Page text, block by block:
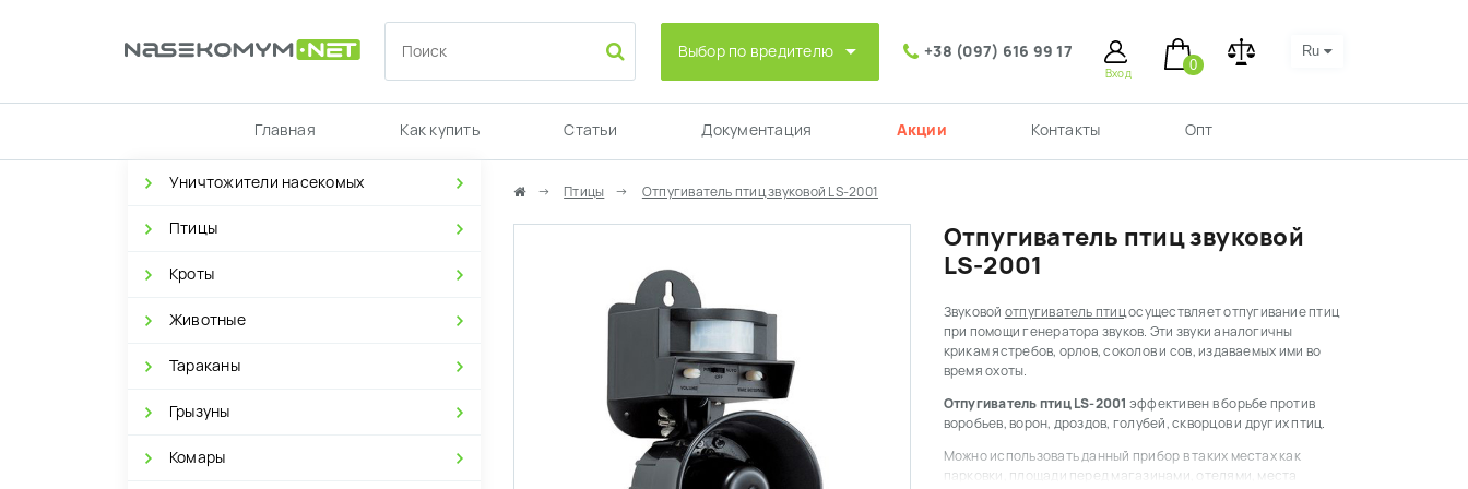
Выбор по вредителю +38 (097) 616 99 17
Вход
0
Ru
Главная Как купить Статьи Документация Акции Контакты Опт
Уничтожители насекомых
Птицы
Кроты
Животные
Тараканы
Грызуны
Комары
Птицы Отпугиватель птиц звуковой LS-2001
Отпугиватель птиц звуковой
LS-2001
Звуковой отпугиватель птицосуществляет отпугивание птиц
при помощи генератора звуков. Эти звуки аналогичны
крикам ястребов, орлов, соколов и сов, издаваемых ими во
время охоты.
Отпугиватель птиц LS-2001 эффективен в борьбе против
воробьев, ворон, дроздов, голубей, скворцов и других птиц.
Можно использовать данный прибор в таких местах как
парковки, площади перед магазинами, отелями, места